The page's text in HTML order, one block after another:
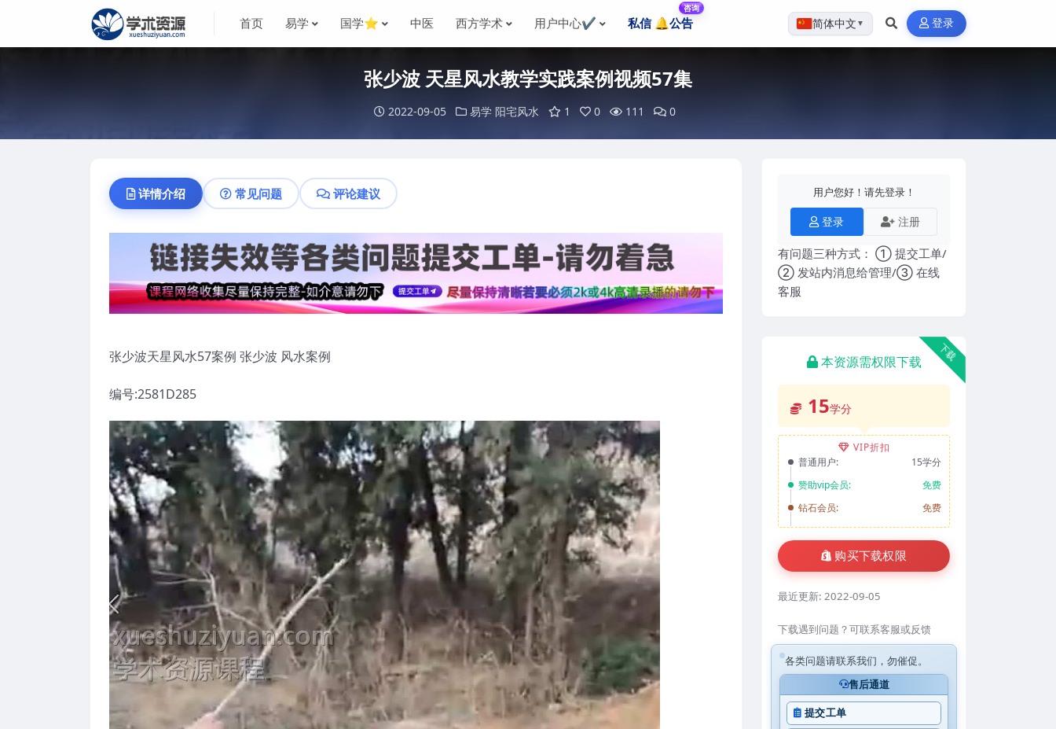
首页 易学 国学⭐ 中医 西方学术 用户中心✔️ 私信 🔔公告
咨询
简体中文 ▼ 登录
张少波 天星风水教学实践案例视频57集
2022-09-05 易学 阳宅风水 1 0 111 0
详情介绍 常见问题 评论建议
张少波天星风水57案例 张少波 风水案例
编号:2581D285
用户您好！请先登录！
登录 注册
有问题三种方式： ① 提交工单/
② 发站内消息给管理/③ 在线
客服
下载
本资源需权限下载
15学分
VIP折扣
普通用户:
15学分
赞助vip会员:
免费
钻石会员:
免费
购买下载权限
最近更新: 2022-09-05
下载遇到问题？可联系客服或反馈
各类问题请联系我们，勿催促。
售后通道
提交工单